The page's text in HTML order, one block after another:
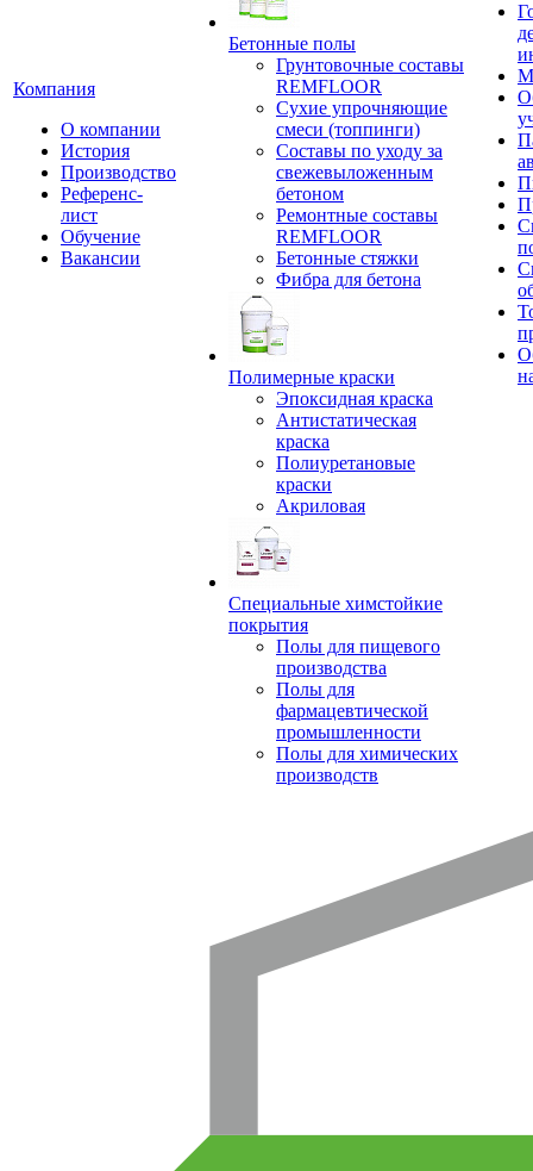
Компания
О компании
История
Производство
Референс-
лист
Обучение
Вакансии
Бетонные полы
Грунтовочные составы
REMFLOOR
Сухие упрочняющие
смеси (топпинги)
Составы по уходу за
свежевыложенным
бетоном
Ремонтные составы
REMFLOOR
Бетонные стяжки
Фибра для бетона
Полимерные краски
Эпоксидная краска
Антистатическая
краска
Полиуретановые
краски
Акриловая
Специальные химстойкие
покрытия
Полы для пищевого
производства
Полы для
фармацевтической
промышленности
Полы для химических
производств